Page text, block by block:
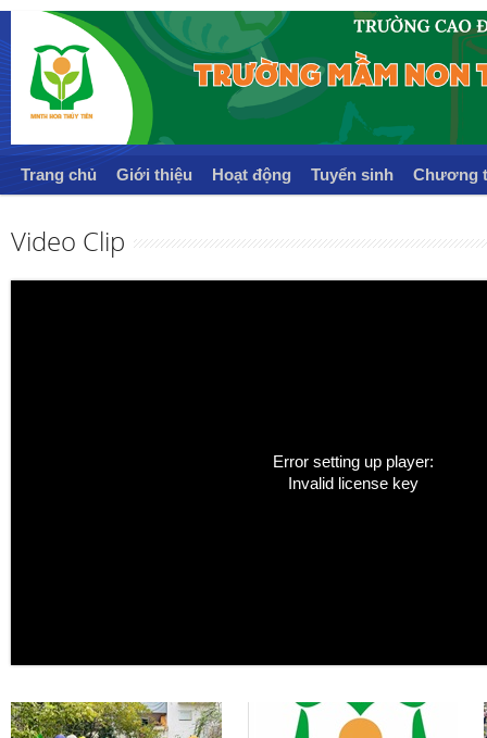
Trang chủ Giới thiệu Hoạt động Tuyển sinh Chương
Video Clip
Error setting up player:
Invalid license key